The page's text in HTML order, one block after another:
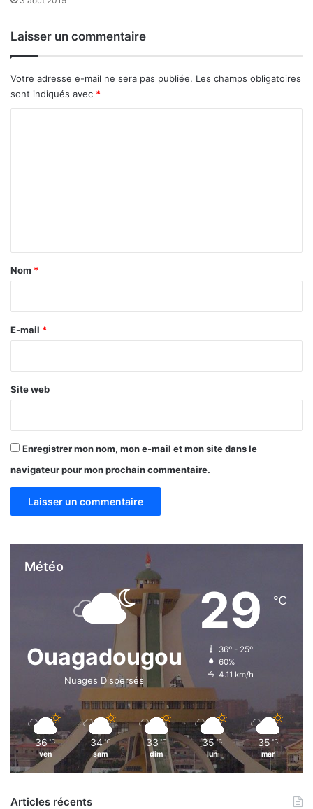
Laisser un commentaire
Votre adresse e-mail ne sera pas publiée. Les champs obligatoires
sont indiqués avec *
a
e
Nom *
E-mail *
Site web
Enregistrer mon nom, mon e-mail et mon site dans le
navigateur pour mon prochain commentaire.
Météo
Ouagadougou
Nuages Dispersés
29 ℃
36º - 25º
60%
4.11 km/h
36 ℃
ven
34 ℃
sam
33 ℃
dim
35 ℃
lun
35 ℃
mar
Articles récents